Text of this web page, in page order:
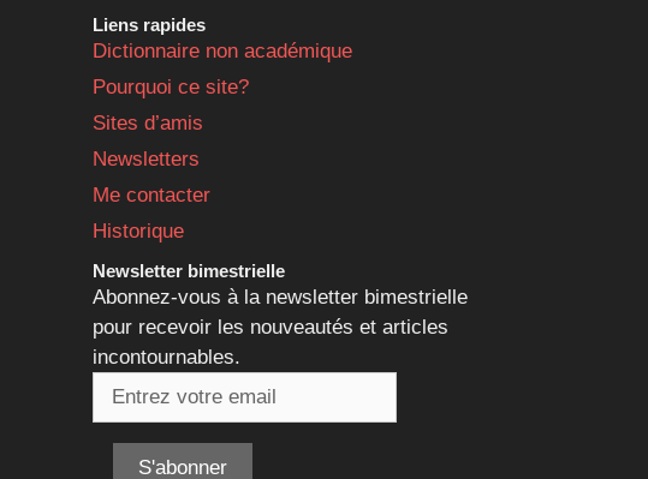
Liens rapides
Dictionnaire non académique
Pourquoi ce site?
Sites d’amis
Newsletters
Me contacter
Historique
Newsletter bimestrielle
Abonnez-vous à la newsletter bimestrielle
pour recevoir les nouveautés et articles
incontournables.